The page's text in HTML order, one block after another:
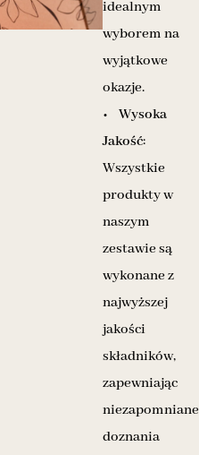
idealnym
wyborem na
wyjątkowe
okazje.
• Wysoka
Jakość:
Wszystkie
produkty w
naszym
zestawie są
wykonane z
najwyższej
jakości
składników,
zapewniając
niezapomniane
doznania